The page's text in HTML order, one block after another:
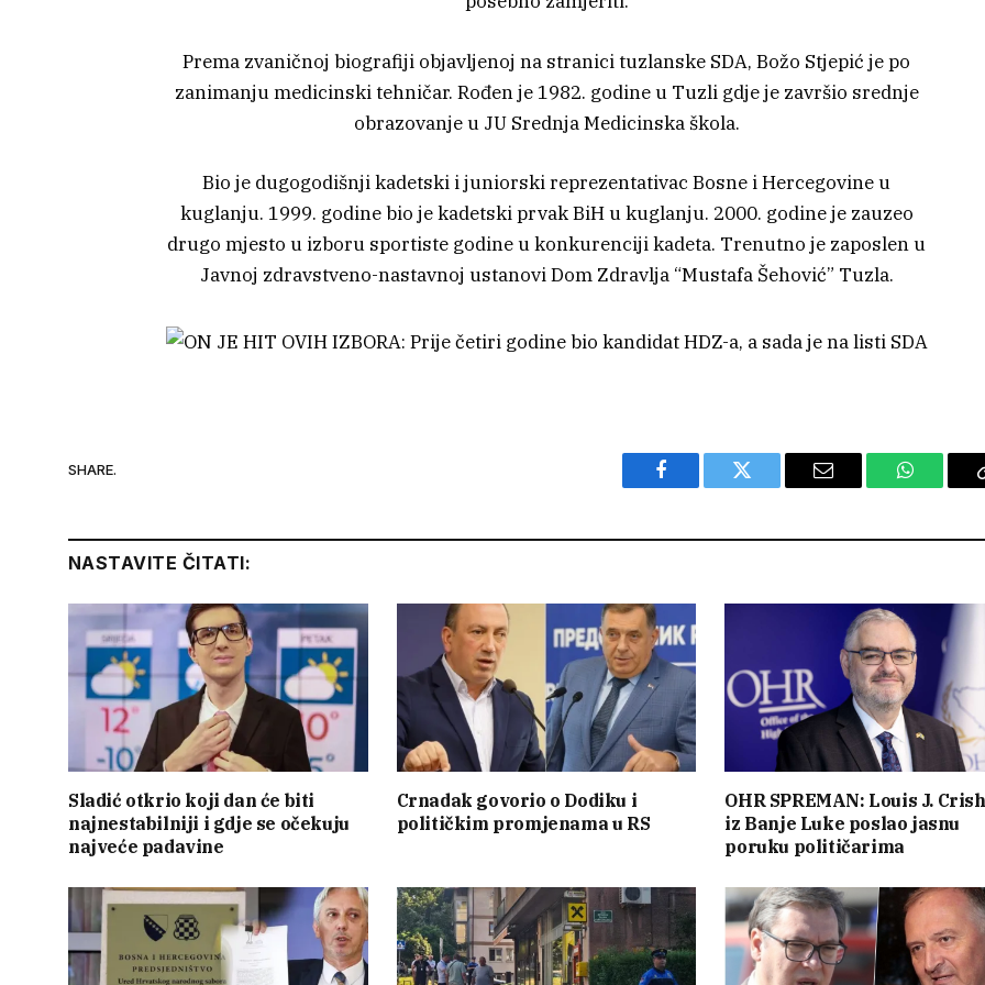
Prema zvaničnoj biografiji objavljenoj na stranici tuzlanske SDA, Božo Stjepić je po
zanimanju medicinski tehničar. Rođen je 1982. godine u Tuzli gdje je završio srednje
obrazovanje u JU Srednja Medicinska škola.
Bio je dugogodišnji kadetski i juniorski reprezentativac Bosne i Hercegovine u
kuglanju. 1999. godine bio je kadetski prvak BiH u kuglanju. 2000. godine je zauzeo
drugo mjesto u izboru sportiste godine u konkurenciji kadeta. Trenutno je zaposlen u
Javnoj zdravstveno-nastavnoj ustanovi Dom Zdravlja “Mustafa Šehović” Tuzla.
SHARE.
Facebook Twitter Email
NASTAVITE ČITATI:
Sladić otkrio koji dan će biti
najnestabilniji i gdje se očekuju
najveće padavine
Crnadak govorio o Dodiku i
političkim promjenama u RS
OHR SPREMAN: Louis J.
iz Banje Luke poslao jasnu
poruku političarima